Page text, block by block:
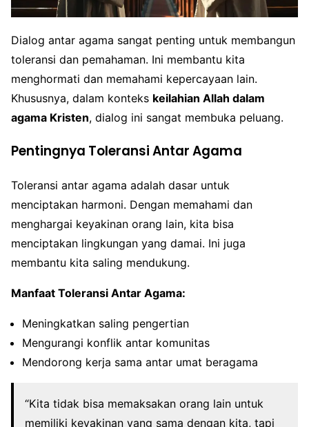
Dialog antar agama sangat penting untuk membangun
toleransi dan pemahaman. Ini membantu kita
menghormati dan memahami kepercayaan lain.
Khususnya, dalam konteks keilahian Allah dalam
agama Kristen, dialog ini sangat membuka peluang.
Pentingnya Toleransi Antar Agama
Toleransi antar agama adalah dasar untuk
menciptakan harmoni. Dengan memahami dan
menghargai keyakinan orang lain, kita bisa
menciptakan lingkungan yang damai. Ini juga
membantu kita saling mendukung.
Manfaat Toleransi Antar Agama:
Meningkatkan saling pengertian
Mengurangi konflik antar komunitas
Mendorong kerja sama antar umat beragama
“Kita tidak bisa memaksakan orang lain untuk
memiliki keyakinan yang sama dengan kita, tapi